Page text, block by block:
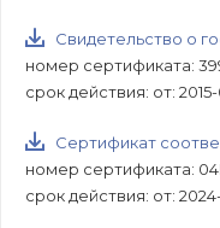
Свидетельство о
номер сертификата:
срок действия: от:
Сертификат
номер сертификата:
срок действия: от: